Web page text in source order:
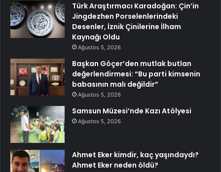
Türk Araştırmacı Karadoğan: Çin’in
Jingdezhen Porselenlerindeki
Desenler, İznik Çinilerine İlham
Kaynağı Oldu
Ağustos 5, 2026
Başkan Göçer’den mutlak butlan
değerlendirmesi: “Bu parti kimsenin
babasının malı değildir”
Ağustos 5, 2026
Samsun Müzesi’nde Kazı Atölyesi
Ağustos 5, 2026
Ahmet Eker kimdir, kaç yaşındaydı?
Ahmet Eker neden öldü?